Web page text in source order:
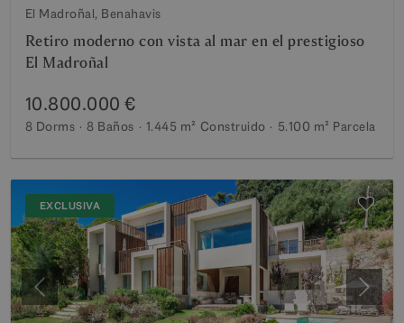
El Madroñal, Benahavis
Retiro moderno con vista al mar en el prestigioso
El Madroñal
10.800.000 €
8 Dorms 8 Baños 1.445 m² Construido 5.100 m² Parcela
EXCLUSIVA
Anterior